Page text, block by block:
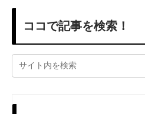
ココで記事を検索！